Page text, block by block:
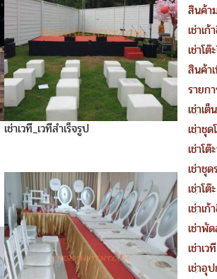
เช่าเวที_เวทีสำเร็จรูป
สินค้า
เช่าเ
เช่าโต๊
สินค้า
รายก
เช่าเต็
เช่าชุ
เช่าโ
เช่าชุ
เช่าโต๊ะ
เช่าเก้
เช่าพั
เช่าเวที
เช่าอุ